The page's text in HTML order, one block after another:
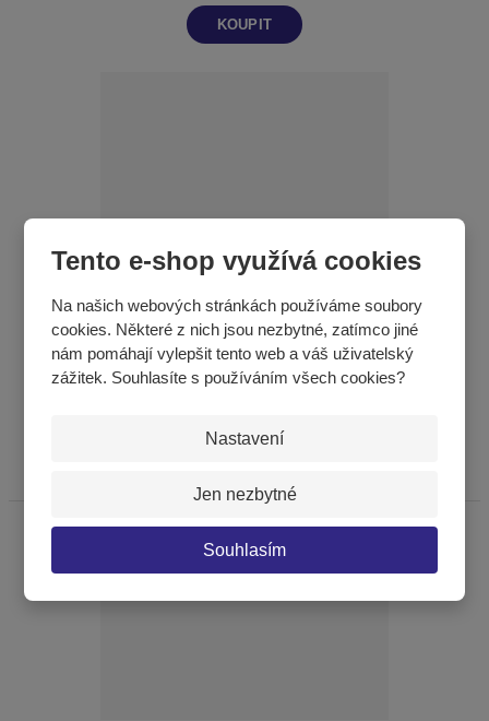
Tento e-shop využívá cookies
Na našich webových stránkách používáme soubory
cookies. Některé z nich jsou nezbytné, zatímco jiné
nám pomáhají vylepšit tento web a váš uživatelský
zážitek. Souhlasíte s používáním všech cookies?
Nastavení
Jen nezbytné
Souhlasím
KOUPIT
Obruč gymnastická plastiková - průměr 75 cm
KOUPIT